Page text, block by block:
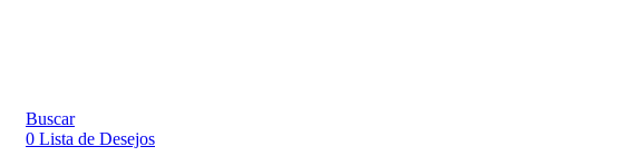
Buscar
0 Lista de Desejos